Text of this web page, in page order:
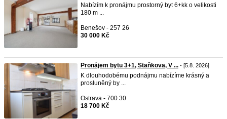
Nabízím k pronájmu prostorný byt 6+kk o velikosti
180 m ...
Benešov - 257 26
30 000 Kč
Pronájem bytu 3+1, Staňkova, V ... - [5.8. 2026]
K dlouhodobému podnájmu nabízíme krásný a
prosluněný by ...
Ostrava - 700 30
18 700 Kč